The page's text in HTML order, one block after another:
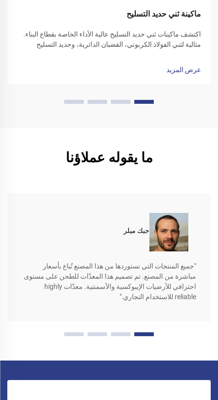
ماكينة ثني حديد التسليح
اكتشف ماكينات ثني حديد التسليح عالية الأداء الخاصة بقطاع البناء.
مثالية لثني الفولاذ الكربوني، القضبان الدائرية، وحديد التسليح
عرض المزيد
ما يقوله عملاؤنا
جيك ميلر
"جميع المنتجات التي نستوردها من هذا المصنع تُباع بأسعار
مباشرة من المصنع. تم تصميم هذا المعدّات للطحن على مستوى
احترافي للأرضيات الإيبوكسية والأسمنتية. معدّات highly
reliable للاستخدام التجاري."